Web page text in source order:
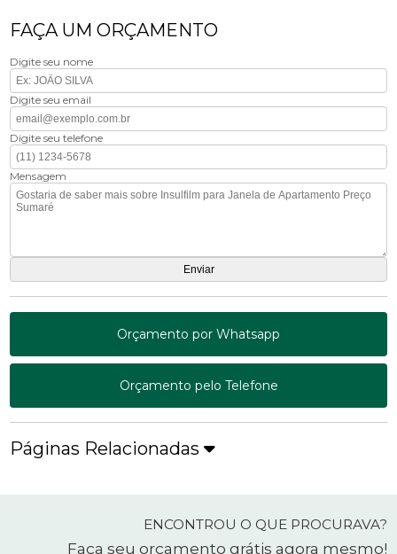
FAÇA UM ORÇAMENTO
Digite seu nome
Digite seu email
Digite seu telefone
Mensagem
Orçamento por Whatsapp
Orçamento pelo Telefone
Páginas Relacionadas
ENCONTROU O QUE PROCURAVA?
Faça seu orçamento grátis agora mesmo!